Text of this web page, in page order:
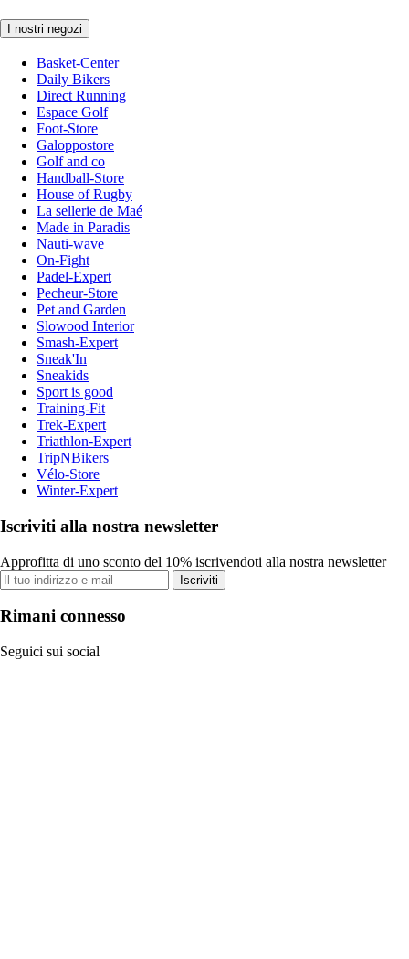
I nostri negozi
Basket-Center
Daily Bikers
Direct Running
Espace Golf
Foot-Store
Galoppostore
Golf and co
Handball-Store
House of Rugby
La sellerie de Maé
Made in Paradis
Nauti-wave
On-Fight
Padel-Expert
Pecheur-Store
Pet and Garden
Slowood Interior
Smash-Expert
Sneak'In
Sneakids
Sport is good
Training-Fit
Trek-Expert
Triathlon-Expert
TripNBikers
Vélo-Store
Winter-Expert
Iscriviti alla nostra newsletter
Approfitta di uno sconto del 10% iscrivendoti alla nostra newsletter
Iscriviti
Rimani connesso
Seguici sui social